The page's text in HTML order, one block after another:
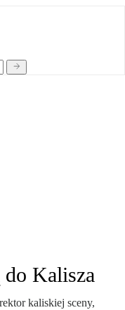
Kalisza
kaliskiej sceny,